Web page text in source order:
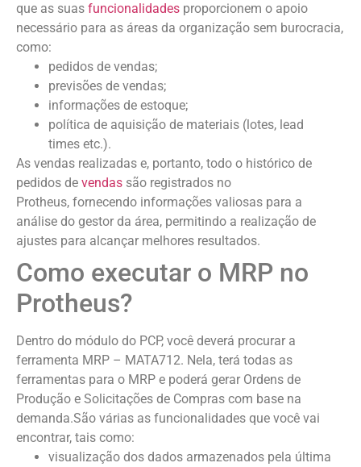
que as suas funcionalidades proporcionem o apoio
necessário para as áreas da organização sem burocracia,
como:
pedidos de vendas;
previsões de vendas;
informações de estoque;
política de aquisição de materiais (lotes, lead
times etc.).
As vendas realizadas e, portanto, todo o histórico de
pedidos de vendas são registrados no
Protheus, fornecendo informações valiosas para a
análise do gestor da área, permitindo a realização de
ajustes para alcançar melhores resultados.
Como executar o MRP no
Protheus?
Dentro do módulo do PCP, você deverá procurar a
ferramenta MRP – MATA712. Nela, terá todas as
ferramentas para o MRP e poderá gerar Ordens de
Produção e Solicitações de Compras com base na
demanda.São várias as funcionalidades que você vai
encontrar, tais como:
visualização dos dados armazenados pela última